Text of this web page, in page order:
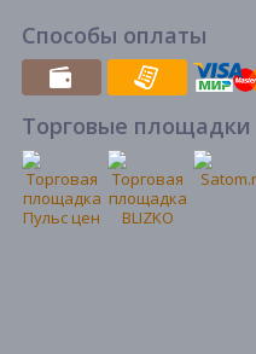
Способы оплаты
Торговые площадки